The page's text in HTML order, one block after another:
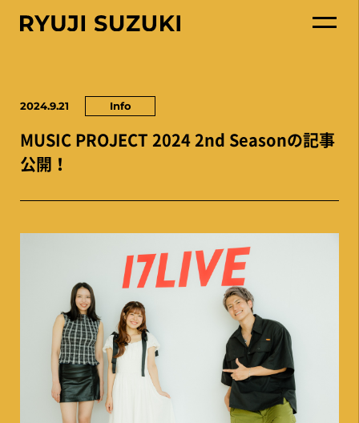
2024.9.21 Info
MUSIC PROJECT 2024 2nd Seasonの記事
公開！